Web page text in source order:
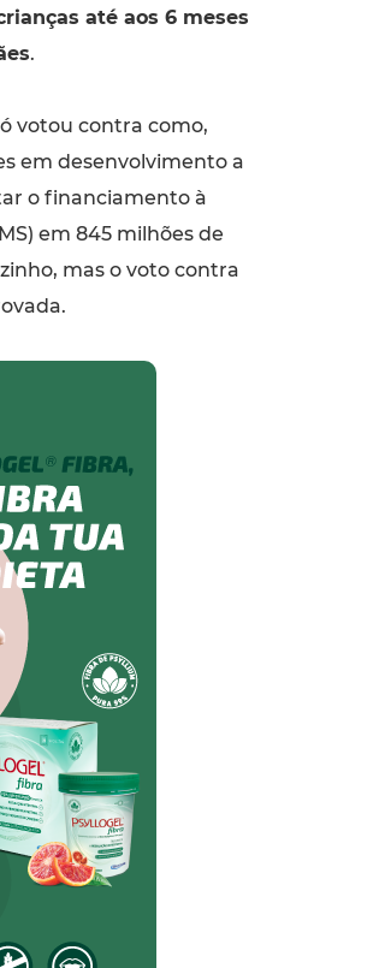
até aos 6 meses
.
votou contra como,
em desenvolvimento a
o financiamento à
em 845 milhões de
mas o voto contra